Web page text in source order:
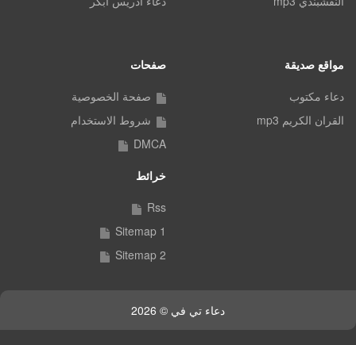
مواقع صديقة
دعاء مكتوب
القران الكريم mp3
صفحات
صفحة الخصوصية
شروط الاستخدام
DMCA
خرائط
Rss
Sitemap 1
Sitemap 2
دعاء تي في © 2026